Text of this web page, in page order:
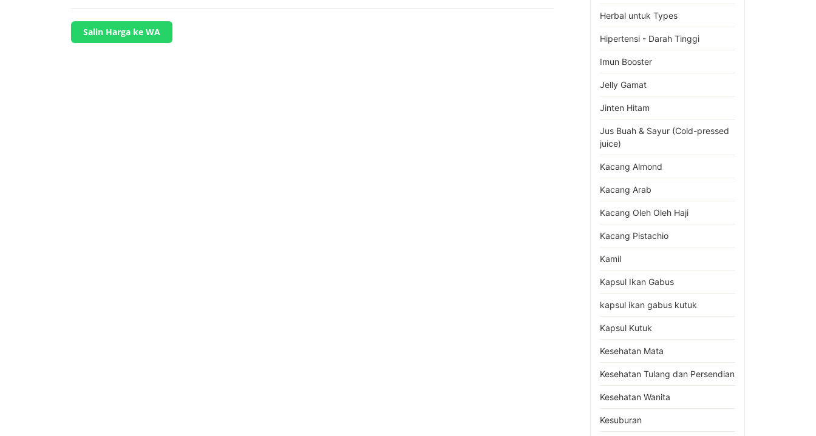
Salin Harga ke WA
Herbal untuk Types
Hipertensi - Darah Tinggi
Imun Booster
Jelly Gamat
Jinten Hitam
Jus Buah & Sayur (Cold-pressed
juice)
Kacang Almond
Kacang Arab
Kacang Oleh Oleh Haji
Kacang Pistachio
Kamil
Kapsul Ikan Gabus
kapsul ikan gabus kutuk
Kapsul Kutuk
Kesehatan Mata
Kesehatan Tulang dan Persendian
Kesehatan Wanita
Kesuburan